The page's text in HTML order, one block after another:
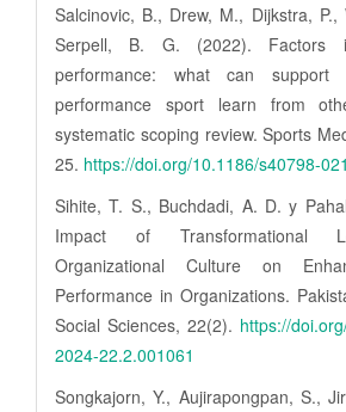
Salcinovic, B., Drew, M., Dijkstra,
Serpell, B. G. (2022). Factors
performance: what can
performance sport learn from
systematic scoping review. Sports
25. https://doi.org/10.1186/s40798-
Sihite, T. S., Buchdadi, A. D. y
Impact of Transformational
Organizational Culture on
Performance in Organizations.
Social Sciences, 22(2). https://
2024-22.2.001061
Songkajorn, Y., Aujirapongpan, S.,